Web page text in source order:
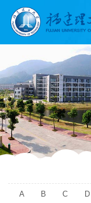
A B C D